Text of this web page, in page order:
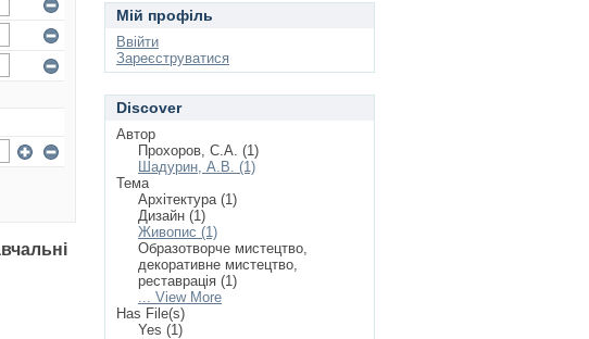
Мій профіль
Ввійти
Зареєструватися
Discover
Автор
Прохоров, С.А. (1)
Шадурин, А.В. (1)
Тема
Архітектура (1)
Дизайн (1)
Живопис (1)
Образотворче мистецтво,
декоративне мистецтво,
реставрація (1)
... View More
Has File(s)
Yes (1)